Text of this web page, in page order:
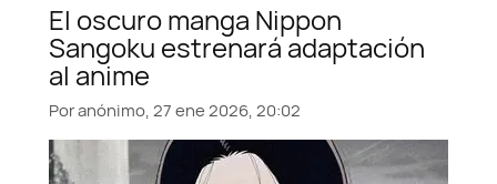
El oscuro manga Nippon
Sangoku estrenará adaptación
al anime
Poranónimo,27 ene 2026, 20:02